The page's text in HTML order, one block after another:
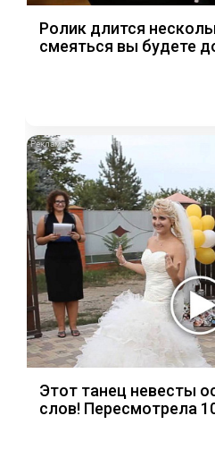
Ролик длится
смеяться вы будете
Этот танец невесты
слов! Пересмотрела